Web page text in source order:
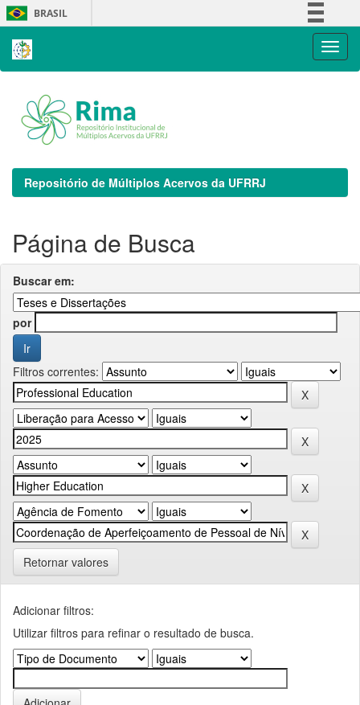
Skip
navigation
BRASIL
Repositório de Múltiplos Acervos da UFRRJ
Página de Busca
Buscar em:
por
Filtros correntes:
Retornar valores
Adicionar filtros:
Utilizar filtros para refinar o resultado de busca.